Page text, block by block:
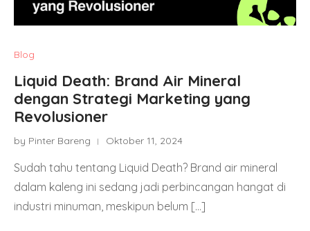
Blog
Liquid Death: Brand Air Mineral
dengan Strategi Marketing yang
Revolusioner
by Pinter Bareng Oktober 11, 2024
Sudah tahu tentang Liquid Death? Brand air mineral
dalam kaleng ini sedang jadi perbincangan hangat di
industri minuman, meskipun belum […]